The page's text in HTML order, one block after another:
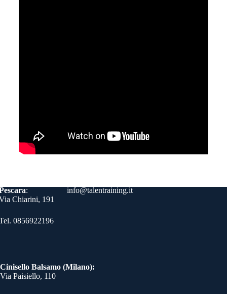
info@talentraining.it
:
Chiarini, 191
0856922196
Cinisello Balsamo (Milano):
Via Paisiello, 110